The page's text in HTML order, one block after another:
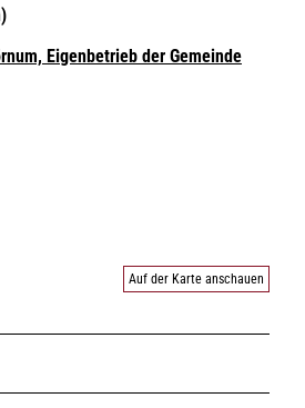
Eigenbetrieb der Gemeinde
Auf der Karte anschauen